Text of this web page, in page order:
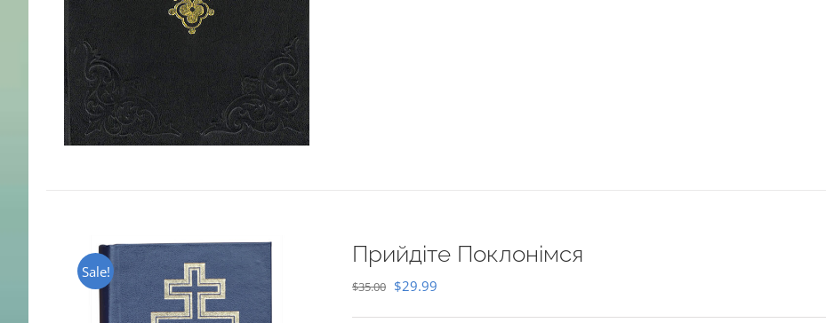
Sale!
Прийдіте Поклонімся
$35.00 Original
$29.99